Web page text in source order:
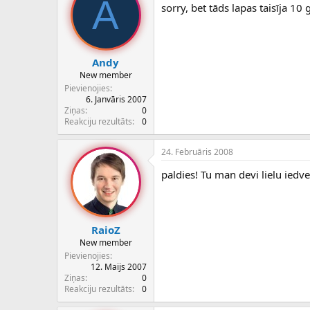
A
Andy
New member
Pievienojies
6. Janvāris 2007
Ziņas
0
Reakciju rezultāts
0
sorry, bet tāds lapas taisīja 10
RaioZ
New member
Pievienojies
12. Maijs 2007
Ziņas
0
Reakciju rezultāts
0
24. Februāris 2008
paldies! Tu man devi lielu